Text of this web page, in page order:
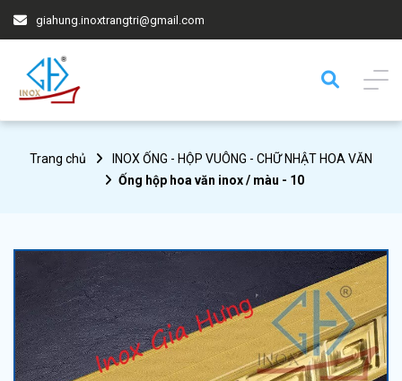
giahung.inoxtrangtri@gmail.com
Trang chủ
INOX ỐNG - HỘP VUÔNG - CHỮ NHẬT HOA VĂN
Ống hộp hoa văn inox / màu - 10